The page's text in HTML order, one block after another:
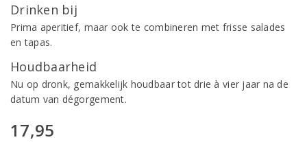
Drinken bij
Prima aperitief, maar ook te combineren met frisse salades
en tapas.
Houdbaarheid
Nu op dronk, gemakkelijk houdbaar tot drie à vier jaar na de
datum van dégorgement.
17,95